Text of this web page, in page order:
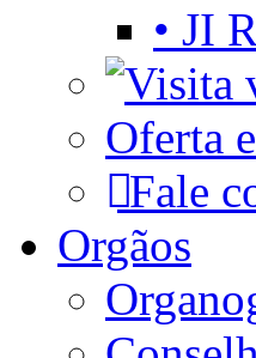
• JI
Oferta
Fale
Orgãos